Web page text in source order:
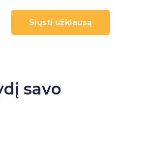
Siųsti užklausą
savo